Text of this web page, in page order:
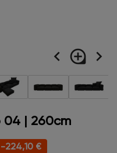
navigate_before loupe navigate_next
04 | 260cm
-224,10 €